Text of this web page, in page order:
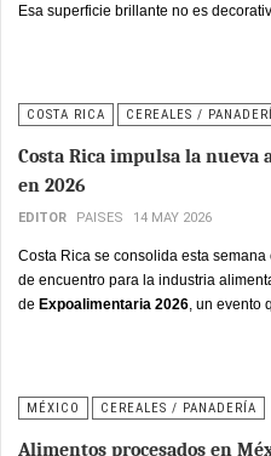
Esa superficie brillante no es
COSTA RICA CEREALES /
Costa Rica impulsa la
en 2026
EDITOR PAISES 14 MAY 2026
Costa Rica se consolida esta
de encuentro para la industria
de Expoalimentaria 2026 , un
MÉXICO CEREALES / PANADERÍA
Alimentos procesados en